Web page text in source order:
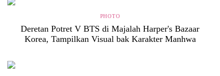
PHOTO
Deretan Potret V BTS di Majalah Harper's Bazaar
Korea, Tampilkan Visual bak Karakter Manhwa